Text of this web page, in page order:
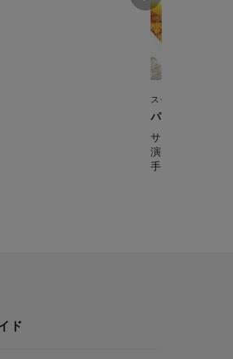
スチームクッカー
パエリア（スチ
サフランの香り
演出。 おもて
手軽に作れます
ド